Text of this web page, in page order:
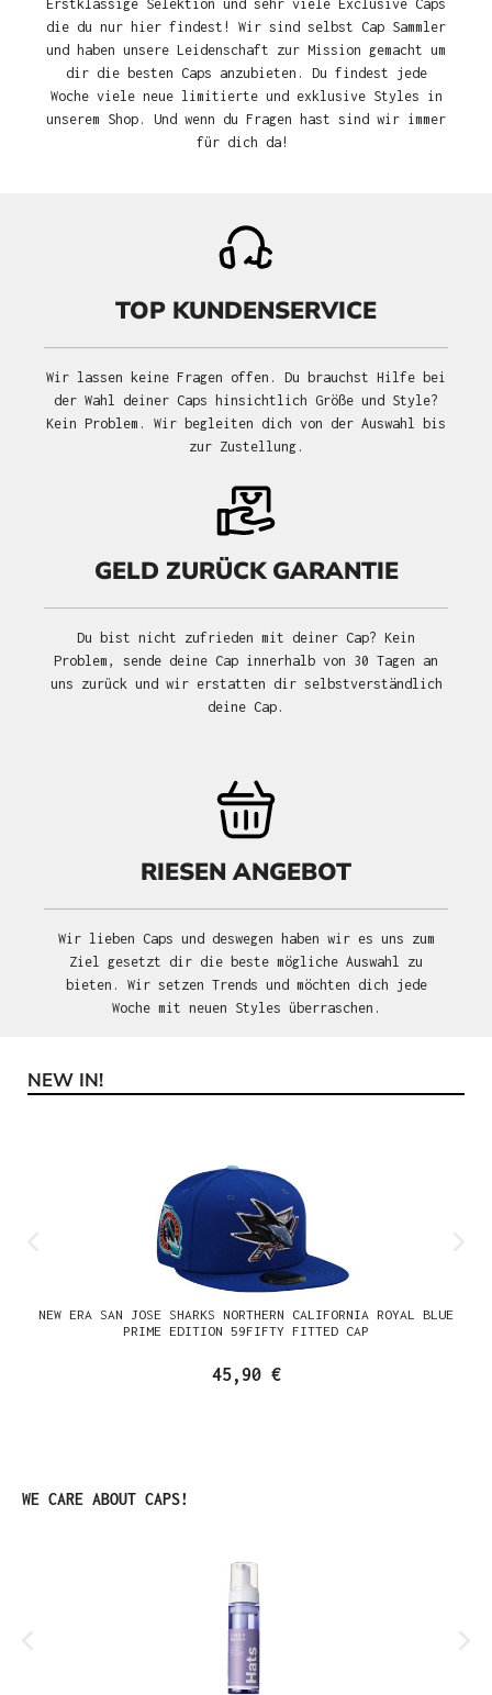
Erstklassige Selektion und sehr viele Exclusive Caps
die du nur hier findest! Wir sind selbst Cap Sammler
und haben unsere Leidenschaft zur Mission gemacht um
dir die besten Caps anzubieten. Du findest jede
Woche viele neue limitierte und exklusive Styles in
unserem Shop. Und wenn du Fragen hast sind wir immer
für dich da!
TOP KUNDENSERVICE
Wir lassen keine Fragen offen. Du brauchst Hilfe bei
der Wahl deiner Caps hinsichtlich Größe und Style?
Kein Problem. Wir begleiten dich von der Auswahl bis
zur Zustellung.
GELD ZURÜCK GARANTIE
Du bist nicht zufrieden mit deiner Cap? Kein
Problem, sende deine Cap innerhalb von 30 Tagen an
uns zurück und wir erstatten dir selbstverständlich
deine Cap.
RIESEN ANGEBOT
Wir lieben Caps und deswegen haben wir es uns zum
Ziel gesetzt dir die beste mögliche Auswahl zu
bieten. Wir setzen Trends und möchten dich jede
Woche mit neuen Styles überraschen.
Produktgalerie überspringen
NEW IN!
NEW ERA SAN JOSE SHARKS NORTHERN CALIFORNIA ROYAL BLUE
PRIME EDITION 59FIFTY FITTED CAP
45,90 €
Produktgalerie überspringen
WE CARE ABOUT CAPS!